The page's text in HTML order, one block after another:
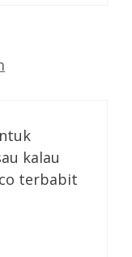
kalau
terbabit